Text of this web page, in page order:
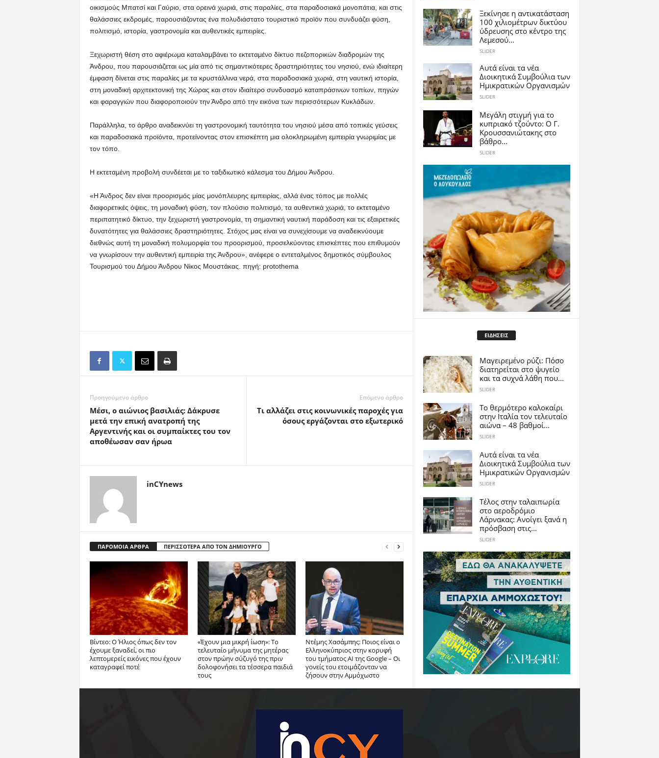
οικισμούς Μπατσί και Γαύριο, στα ορεινά χωριά, στις παραλίες, στα παραδοσιακά μονοπάτια, και στις
θαλάσσιες εκδρομές, παρουσιάζοντας ένα πολυδιάστατο τουριστικό προϊόν που συνδυάζει φύση,
πολιτισμό, ιστορία, γαστρονομία και αυθεντικές εμπειρίες.
Ξεχωριστή θέση στο αφιέρωμα καταλαμβάνει το εκτεταμένο δίκτυο πεζοπορικών διαδρομών της
Άνδρου, που παρουσιάζεται ως μία από τις σημαντικότερες δραστηριότητες του νησιού, ενώ ιδιαίτερη
έμφαση δίνεται στις παραλίες με τα κρυστάλλινα νερά, στα παραδοσιακά χωριά, στη ναυτική ιστορία,
στη μοναδική αρχιτεκτονική της Χώρας και στον ιδιαίτερο συνδυασμό καταπράσινων τοπίων, πηγών
και φαραγγιών που διαφοροποιούν την Άνδρο από την εικόνα των περισσότερων Κυκλάδων.
Παράλληλα, το άρθρο αναδεικνύει τη γαστρονομική ταυτότητα του νησιού μέσα από τοπικές γεύσεις
και παραδοσιακά προϊόντα, προτείνοντας στον επισκέπτη μια ολοκληρωμένη εμπειρία γνωριμίας με
τον τόπο.
Η εκτεταμένη προβολή συνδέεται με το ταξιδιωτικό κάλεσμα του Δήμου Άνδρου.
«Η Άνδρος δεν είναι προορισμός μίας μονόπλευρης εμπειρίας, αλλά ένας τόπος με πολλές
διαφορετικές όψεις, τη μοναδική φύση, τον πλούσιο πολιτισμό, τα αυθεντικά χωριά, το εκτεταμένο
περιπατητικό δίκτυο, την ξεχωριστή γαστρονομία, τη σημαντική ναυτική παράδοση και τις εξαιρετικές
δυνατότητες για θαλάσσιες δραστηριότητες. Στόχος μας είναι να συνεχίσουμε να αναδεικνύουμε
διεθνώς αυτή τη μοναδική πολυμορφία του προορισμού, προσελκύοντας επισκέπτες που επιθυμούν
να γνωρίσουν την αυθεντική εμπειρία της Άνδρου», ανέφερε ο εντεταλμένος δημοτικός σύμβουλος
Τουρισμού του Δήμου Άνδρου Νίκος Μουστάκας. πηγή: protothema
Προηγούμενο άρθρο
Μέσι, ο αιώνιος βασιλιάς: Δάκρυσε
μετά την επική ανατροπή της
Αργεντινής και οι συμπαίκτες του τον
αποθέωσαν σαν ήρωα
Επόμενο άρθρο
Τι αλλάζει στις κοινωνικές παροχές για
όσους εργάζονται στο εξωτερικό
inCYnews
ΠΑΡΟΜΟΙΑ ΑΡΘΡΑ ΠΕΡΙΣΣΟΤΕΡΑ ΑΠΟ ΤΟΝ ΔΗΜΙΟΥΡΓΟ
Βίντεο: Ο Ήλιος όπως δεν τον
έχουμε ξαναδεί, οι πιο
λεπτομερείς εικόνες που έχουν
καταγραφεί ποτέ
«Έχουν μια μικρή ίωση»: Το
τελευταίο μήνυμα της μητέρας
στον πρώην σύζυγό της πριν
δολοφονήσει τα τέσσερα παιδιά
τους
Ντέμης Χασάμπης: Ποιος είναι ο
Ελληνοκύπριος στην κορυφή
του τμήματος AI της Google – Οι
γονείς του ετοιμάζονταν να
ζήσουν στην Αμμόχωστο
Ξεκίνησε η αντικατάσταση
100 χιλιομέτρων δικτύου
ύδρευσης στο κέντρο της
Λεμεσού...
SLIDER
Αυτά είναι τα νέα
Διοικητικά Συμβούλια των
Ημικρατικών Οργανισμών
SLIDER
Μεγάλη στιγμή για το
κυπριακό τζούντο: Ο Γ.
Κρουσσανιώτακης στο
βάθρο...
SLIDER
ΕΙΔΗΣΕΙΣ
Μαγειρεμένο ρύζι: Πόσο
διατηρείται στο ψυγείο
και τα συχνά λάθη που...
SLIDER
Το θερμότερο καλοκαίρι
στην Ιταλία τον τελευταίο
αιώνα – 48 βαθμοί...
SLIDER
Αυτά είναι τα νέα
Διοικητικά Συμβούλια των
Ημικρατικών Οργανισμών
SLIDER
Tέλος στην ταλαιπωρία
στο αεροδρόμιο
Λάρνακας: Ανοίγει ξανά η
πρόσβαση στις...
SLIDER